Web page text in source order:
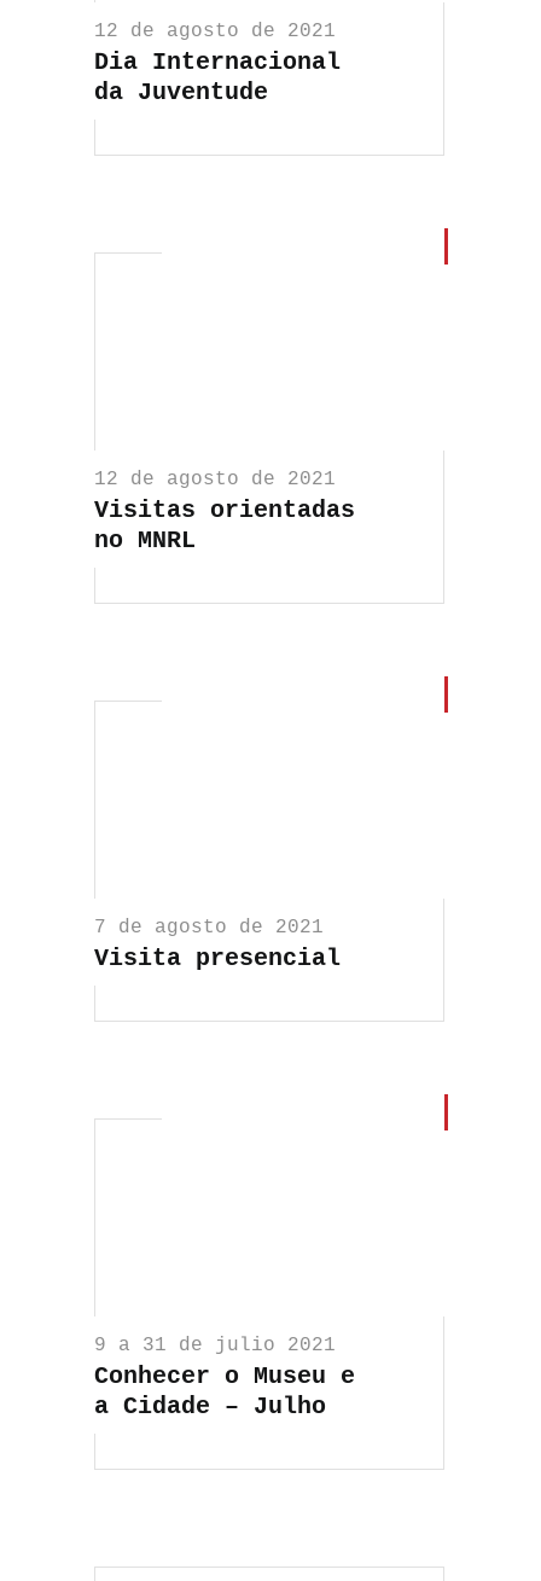
12 de agosto de 2021
Dia Internacional
da Juventude
12 de agosto de 2021
Visitas orientadas
no MNRL
7 de agosto de 2021
Visita presencial
9 a 31 de julio 2021
Conhecer o Museu e
a Cidade – Julho